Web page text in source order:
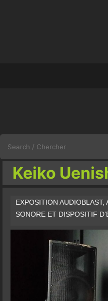
Keiko
EXPOSITION AUDIOBLAST,
SONORE ET DISPOSITIF